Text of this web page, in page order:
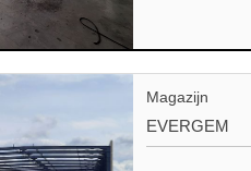
Magazijn
EVERGEM